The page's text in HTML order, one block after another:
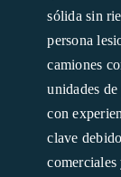
sólida sin
persona
camiones
unidades
con
clave